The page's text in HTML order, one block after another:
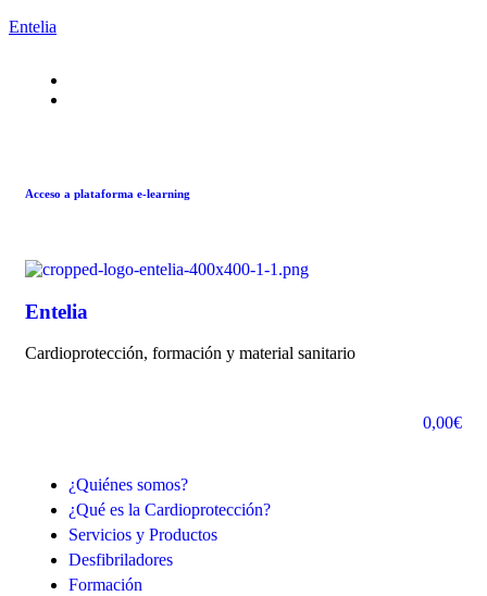
Entelia
Acceso a plataforma e-learning
Entelia
Cardioprotección, formación y material sanitario
0,00€
¿Quiénes somos?
¿Qué es la Cardioprotección?
Servicios y Productos
Desfibriladores
Formación